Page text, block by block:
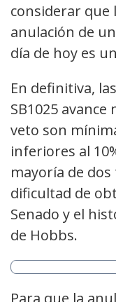
considerar que
anulación de
día de hoy es
En definitiva,
SB1025
veto son
inferiores al
mayoría de dos
dificultad de
Senado y el
de Hobbs.
Para que la